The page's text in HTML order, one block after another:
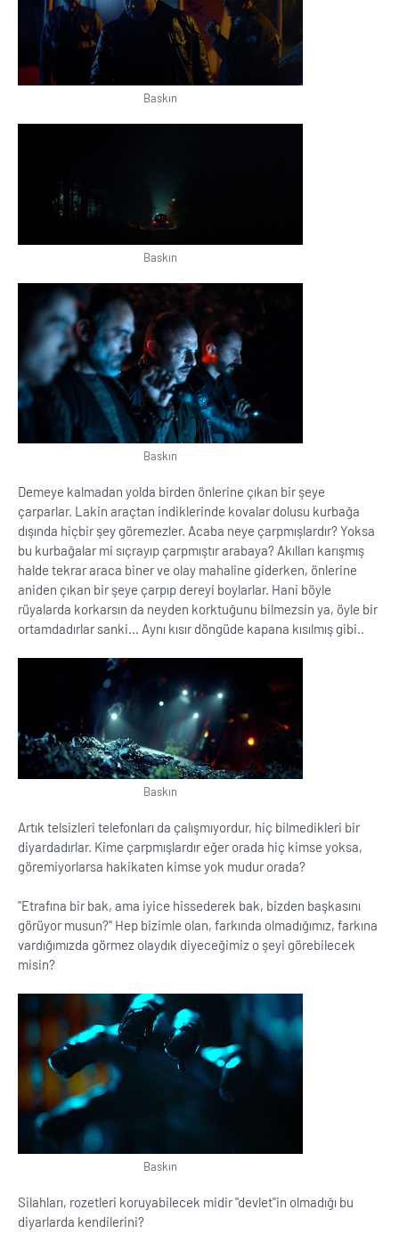
Baskın
Baskın
Baskın
Demeye kalmadan yolda birden önlerine çıkan bir şeye
çarparlar. Lakin araçtan indiklerinde kovalar dolusu kurbağa
dışında hiçbir şey göremezler. Acaba neye çarpmışlardır? Yoksa
bu kurbağalar mi sıçrayıp çarpmıştır arabaya? Akılları karışmış
halde tekrar araca biner ve olay mahaline giderken, önlerine
aniden çıkan bir şeye çarpıp dereyi boylarlar. Hani böyle
rüyalarda korkarsın da neyden korktuğunu bilmezsin ya, öyle bir
ortamdadırlar sanki... Aynı kısır döngüde kapana kısılmış gibi..
Baskın
Artık telsizleri telefonları da çalışmıyordur, hiç bilmedikleri bir
diyardadırlar. Kime çarpmışlardır eğer orada hiç kimse yoksa,
göremiyorlarsa hakikaten kimse yok mudur orada?
''Etrafına bir bak, ama iyice hissederek bak, bizden başkasını
görüyor musun?'' Hep bizimle olan, farkında olmadığımız, farkına
vardığımızda görmez olaydık diyeceğimiz o şeyi görebilecek
misin?
Baskın
Silahları, rozetleri koruyabilecek midir ''devlet''in olmadığı bu
diyarlarda kendilerini?